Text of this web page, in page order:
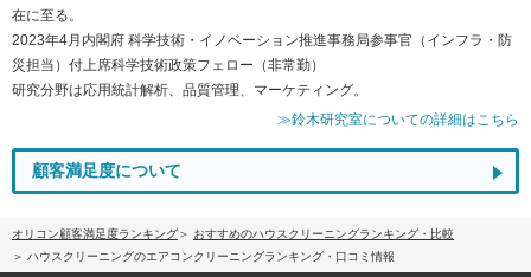
在に至る。
2023年4月内閣府 科学技術・イノベーション推進事務局参事官（インフラ・防
災担当）付上席科学技術政策フェロー（非常勤）
研究分野は応用統計解析、品質管理、マーケティング。
≫鈴木研究室についての詳細はこちら
顧客満足度について
オリコン顧客満足度ランキング
おすすめのハウスクリーニングランキング・比較
ハウスクリーニングのエアコンクリーニングランキング・口コミ情報